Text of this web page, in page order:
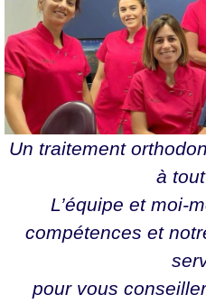
Un traitement
à
L’équipe et moi-
compétences et
pour vous